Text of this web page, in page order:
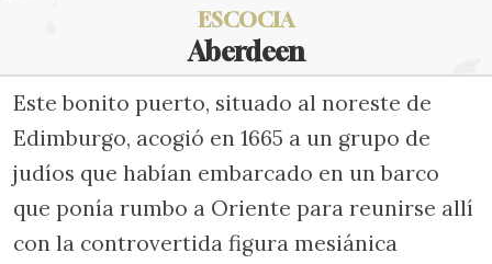
ESCOCIA
Aberdeen
Este bonito puerto, situado al noreste de
Edimburgo, acogió en 1665 a un grupo de
judíos que habían embarcado en un barco
que ponía rumbo a Oriente para reunirse allí
con la controvertida figura mesiánica